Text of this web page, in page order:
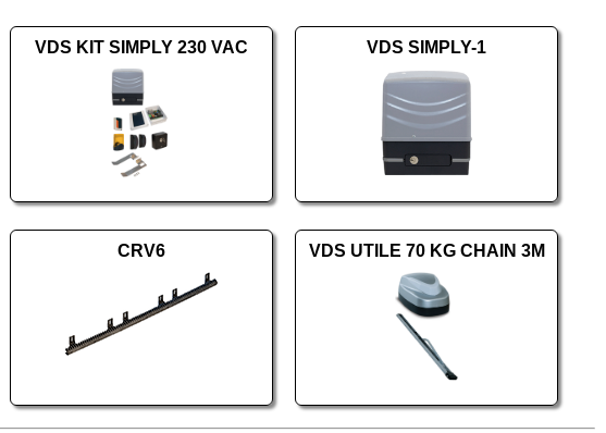
VDS KIT SIMPLY 230 VAC VDS SIMPLY-1
CRV6 VDS UTILE 70 KG CHAIN 3M